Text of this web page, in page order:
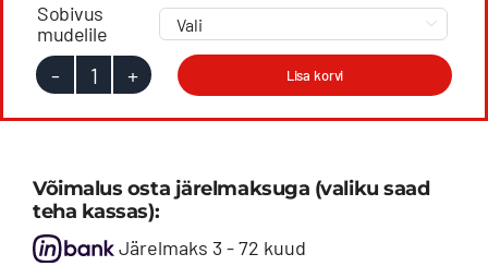
Sobivus
mudelile

T-
Max
Board
elektriajamiga
automaatsed
Lisa korvi
Võimalus osta järelmaksuga (valiku saad
teha kassas):
Järelmaks 3 - 72 kuud